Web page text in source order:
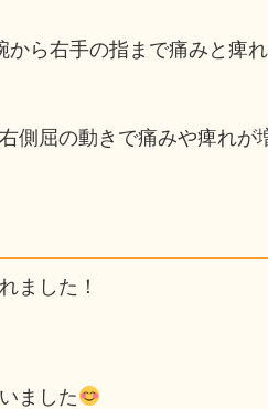
から右手の指まで痛みと痺
側屈の動きで痛みや痺れが
ました！
ました